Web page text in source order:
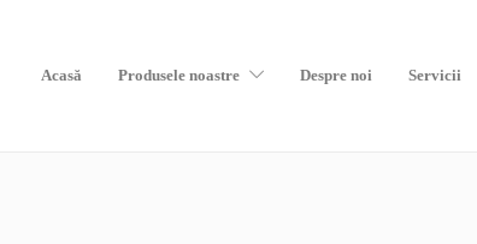
Acasă Produsele noastre Despre noi Servicii